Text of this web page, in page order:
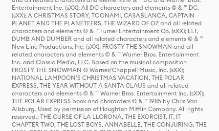
Entertainment Inc. (sXX); All DC characters and elements © & ™ DC.
(sXX); A CHRISTMAS STORY, TOONAMI, CASABLANCA, CAPTAIN
PLANET AND THE PLANETEERS, THE WIZARD OF OZ and all related
characters and elements © & ™ Turner Entertainment Co. (sXX); ELF,
DUMB AND DUMBER and all related characters and elements © & ™
New Line Productions, Inc. (sXX); FROSTY THE SNOWMAN and all
related characters and elements © & ™ Warner Bros. Entertainment
Inc. and Classic Media, LLC. Based on the musical composition
FROSTY THE SNOWMAN © Warner/Chappell Music, Inc. (sXX);
NATIONAL LAMPOON'S CHRISTMAS VACATION, THE POLAR
EXPRESS, THE YEAR WITHOUT A SANTA CLAUS and all related
characters and elements © & ™ Warner Bros. Entertainment Inc. (sXX);
THE POLAR EXPRESS book and characters © & ™ 1985 by Chris Van
Allsburg. Used by permission of Houghton Mifflin Company. All rights
reserved.; THE CURSE OF LA LLORONA, THE EXORCIST, IT, IT
CHAPTER TWO, THE LOST BOYS, ANNABELLE, THE CONJURING, THE